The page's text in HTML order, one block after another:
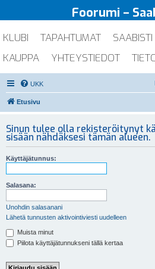
Foorumi –
KLUBI TAPAHTUMAT SAABISTI
KAUPPA
YHTEYSTIEDOT
UKK
Etusivu
Sinun tulee olla rekisteröitynyt
sisään nähdäksesi tämän alueen.
Käyttäjätunnus:
Salasana:
Unohdin salasanani
Lähetä tunnusten aktivointiviesti uudelleen
Muista minut
Piilota käyttäjätunnukseni tällä kertaa